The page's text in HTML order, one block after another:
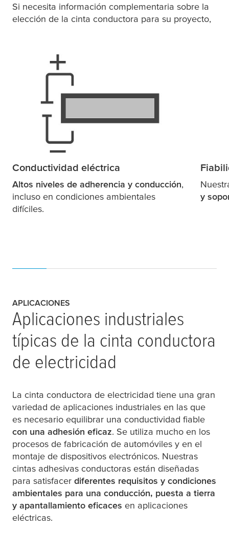
Si necesita información complementaria sobre la
elección de la cinta conductora para su proyecto,
Conductividad eléctrica
Altos niveles de adherencia y conducción,
incluso en condiciones ambientales
difíciles.
y
APLICACIONES
Aplicaciones industriales
típicas de la cinta conductora
de electricidad
La cinta conductora de electricidad tiene una gran
variedad de aplicaciones industriales en las que
es necesario equilibrar una conductividad fiable
con una adhesión eficaz. Se utiliza mucho en los
procesos de fabricación de automóviles y en el
montaje de dispositivos electrónicos. Nuestras
cintas adhesivas conductoras están diseñadas
para satisfacer diferentes requisitos y condiciones
ambientales para una conducción, puesta a tierra
y apantallamiento eficaces en aplicaciones
eléctricas.